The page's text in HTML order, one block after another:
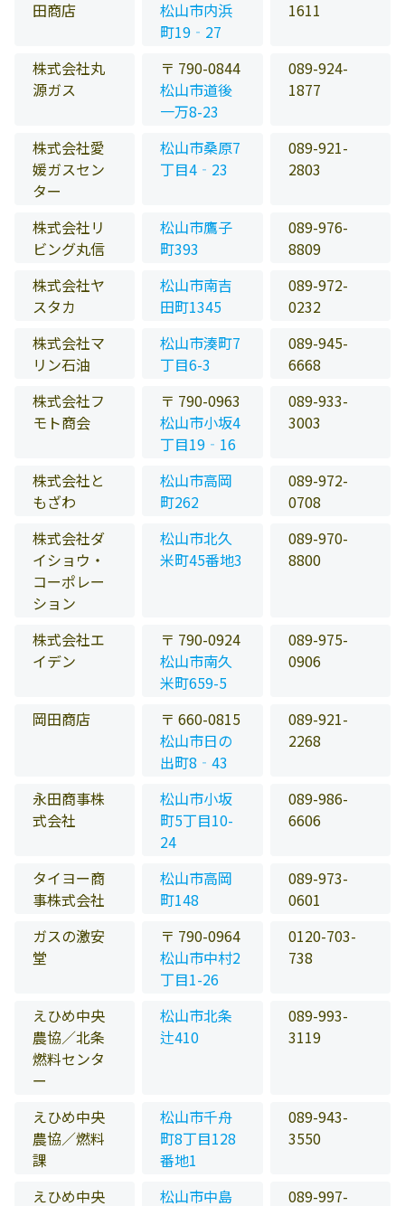
田商店
松山市内浜
町19‐27
1611
株式会社丸
源ガス
〒 790-0844
松山市道後
一万8-23
089-924-
1877
株式会社愛
媛ガスセン
ター
松山市桑原7
丁目4‐23
089-921-
2803
株式会社リ
ビング丸信
松山市鷹子
町393
089-976-
8809
株式会社ヤ
スタカ
松山市南吉
田町1345
089-972-
0232
株式会社マ
リン石油
松山市湊町7
丁目6-3
089-945-
6668
株式会社フ
モト商会
〒 790-0963
松山市小坂4
丁目19‐16
089-933-
3003
株式会社と
もざわ
松山市高岡
町262
089-972-
0708
株式会社ダ
イショウ・
コーポレー
ション
松山市北久
米町45番地3
089-970-
8800
株式会社エ
イデン
〒 790-0924
松山市南久
米町659-5
089-975-
0906
岡田商店
〒 660-0815
松山市日の
出町8‐43
089-921-
2268
永田商事株
式会社
松山市小坂
町5丁目10-
24
089-986-
6606
タイヨー商
事株式会社
松山市高岡
町148
089-973-
0601
ガスの激安
堂
〒 790-0964
松山市中村2
丁目1-26
0120-703-
738
えひめ中央
農協／北条
燃料センタ
ー
松山市北条
辻410
089-993-
3119
えひめ中央
農協／燃料
課
松山市千舟
町8丁目128
番地1
089-943-
3550
えひめ中央 松山市中島 089-997-